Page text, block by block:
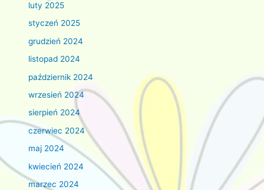
luty 2025
styczeń 2025
grudzień 2024
listopad 2024
październik 2024
wrzesień 2024
sierpień 2024
czerwiec 2024
maj 2024
kwiecień 2024
marzec 2024